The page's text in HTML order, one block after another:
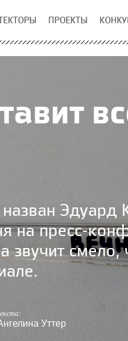
ПРОЕКТЫ
Эдуард
на пресс-
смело,
Уттер